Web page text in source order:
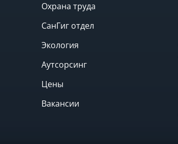
Охрана труда
СанГиг отдел
Экология
Аутсорсинг
Цены
Вакансии